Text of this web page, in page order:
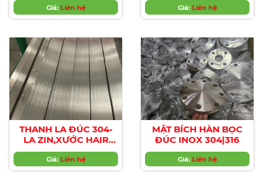
Giá: Liên hệ Giá: Liên hệ
THANH LA ĐÚC 304-
LA ZIN,XƯỚC HAIR
LINE/No.1
Giá: Liên hệ
MẶT BÍCH HÀN BỌC
ĐÚC INOX 304|316
Giá: Liên hệ